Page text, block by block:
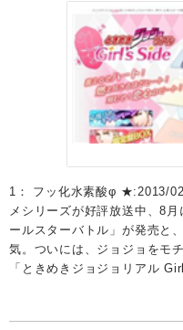
1： フッ化水素酸φ ★:2013/
メシリーズが好評放送中、8
ールスターバトル」が発売と
気。ついには、ジョジョをモ
「ときめきジョジョリアル